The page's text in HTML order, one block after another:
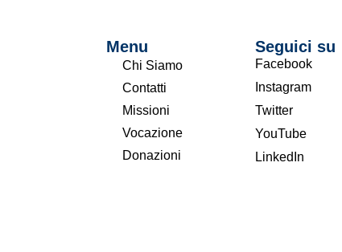
Menu
Chi Siamo
Contatti
Missioni
Vocazione
Donazioni
Seguici su
Facebook
Instagram
Twitter
YouTube
LinkedIn